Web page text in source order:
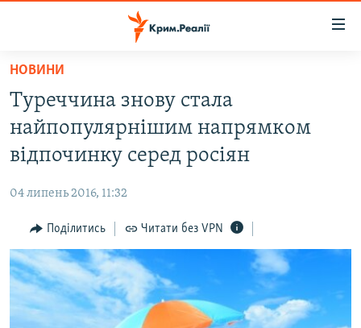
Перейти
основного
матеріалу
Перейти
до
основної
Перейти
до
пошуку
ВОДА.КРИМ
ВІДЕО ТА ФОТО
БЛОГИ
ПОГЛЯД
ІНТЕРВ'Ю
ВСЕ ЗА ДЕНЬ
СПЕЦПРОЕКТИ
НОВИНИ
Туреччина знову стала
найпопулярнішим напрямком
відпочинку серед росіян
04 липень 2016, 11:32
Поділитись Читати без VPN